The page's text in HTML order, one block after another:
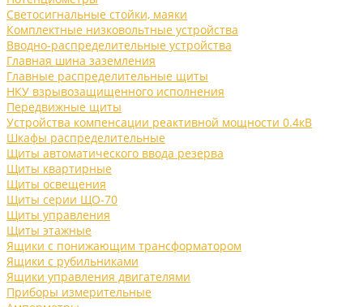
Светосигнальные стойки, маяки
Комплектные низковольтные устройства
Вводно-распределительные устройства
Главная шина заземления
Главные распределительные щиты
НКУ взрывозащищенного исполнения
Передвижные щиты
Устройства компенсации реактивной мощности 0.4кВ
Шкафы распределительные
Щиты автоматического ввода резерва
Щиты квартирные
Щиты освещения
Щиты серии ЩО-70
Щиты управления
Щиты этажные
Ящики с понижающим трансформатором
Ящики с рубильниками
Ящики управления двигателями
Приборы измерительные